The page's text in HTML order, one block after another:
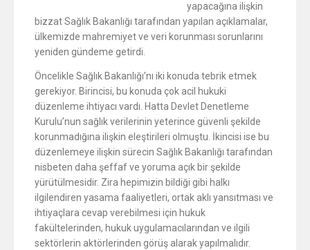
yapacağına ilişkin
bizzat Sağlık Bakanlığı tarafından yapılan açıklamalar,
ülkemizde mahremiyet ve veri korunması sorunlarını
yeniden gündeme getirdi.
Öncelikle Sağlık Bakanlığı’nı iki konuda tebrik etmek
gerekiyor. Birincisi, bu konuda çok acil hukuki
düzenleme ihtiyacı vardı. Hatta Devlet Denetleme
Kurulu’nun sağlık verilerinin yeterince güvenli şekilde
korunmadığına ilişkin eleştirileri olmuştu. İkincisi ise bu
düzenlemeye ilişkin sürecin Sağlık Bakanlığı tarafından
nisbeten daha şeffaf ve yoruma açık bir şekilde
yürütülmesidir. Zira hepimizin bildiği gibi halkı
ilgilendiren yasama faaliyetleri, ortak aklı yansıtması ve
ihtiyaçlara cevap verebilmesi için hukuk
fakültelerinden, hukuk uygulamacılarından ve ilgili
sektörlerin aktörlerinden görüş alarak yapılmalıdır.